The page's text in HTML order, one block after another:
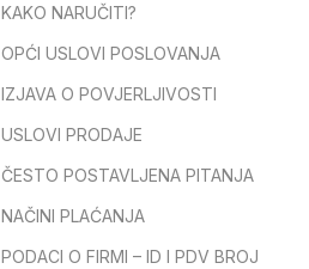
KAKO NARUČITI?
OPĆI USLOVI POSLOVANJA
IZJAVA O POVJERLJIVOSTI
USLOVI PRODAJE
ČESTO POSTAVLJENA PITANJA
NAČINI PLAĆANJA
PODACI O FIRMI – ID I PDV BROJ